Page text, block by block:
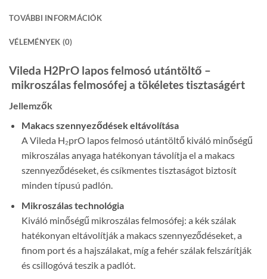
TOVÁBBI INFORMÁCIÓK
VÉLEMÉNYEK (0)
Vileda H2PrO lapos felmosó utántöltő –
mikroszálas felmosófej a tökéletes tisztaságért
Jellemzők
Makacs szennyeződések eltávolítása
A Vileda H₂prO lapos felmosó utántöltő kiváló minőségű
mikroszálas anyaga hatékonyan távolítja el a makacs
szennyeződéseket, és csíkmentes tisztaságot biztosít
minden típusú padlón.
Mikroszálas technológia
Kiváló minőségű mikroszálas felmosófej: a kék szálak
hatékonyan eltávolítják a makacs szennyeződéseket, a
finom port és a hajszálakat, míg a fehér szálak felszárítják
és csillogóvá teszik a padlót.